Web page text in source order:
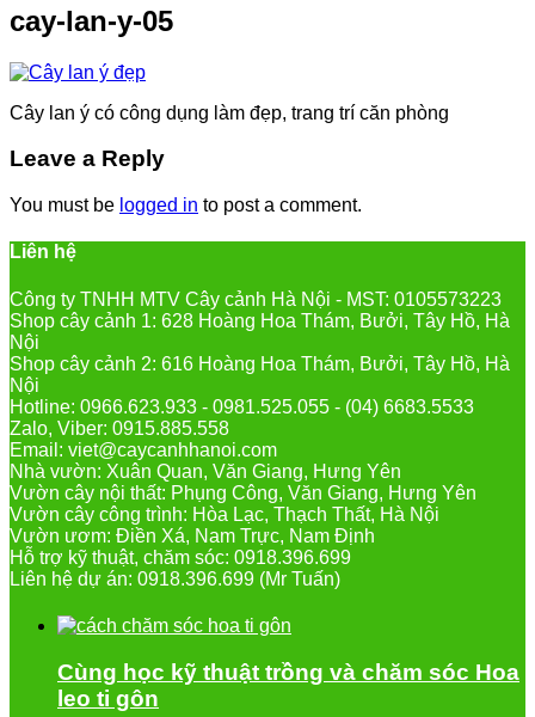
cay-lan-y-05
Cây lan ý có công dụng làm đẹp, trang trí căn phòng
Leave a Reply
You must be logged in to post a comment.
Liên hệ
Công ty TNHH MTV Cây cảnh Hà Nội - MST: 0105573223
Shop cây cảnh 1: 628 Hoàng Hoa Thám, Bưởi, Tây Hồ, Hà
Nội
Shop cây cảnh 2: 616 Hoàng Hoa Thám, Bưởi, Tây Hồ, Hà
Nội
Hotline: 0966.623.933 - 0981.525.055 - (04) 6683.5533
Zalo, Viber: 0915.885.558
Email: viet@caycanhhanoi.com
Nhà vườn: Xuân Quan, Văn Giang, Hưng Yên
Vườn cây nội thất: Phụng Công, Văn Giang, Hưng Yên
Vườn cây công trình: Hòa Lạc, Thạch Thất, Hà Nội
Vườn ươm: Điền Xá, Nam Trực, Nam Định
Hỗ trợ kỹ thuật, chăm sóc: 0918.396.699
Liên hệ dự án: 0918.396.699 (Mr Tuấn)
Cùng học kỹ thuật trồng và chăm sóc Hoa
leo ti gôn